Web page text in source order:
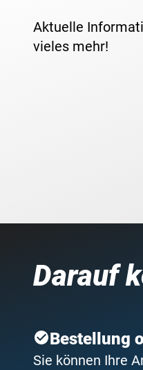
Aktuelle
vieles mehr!
Darauf
Bestellung
Sie können Ihre